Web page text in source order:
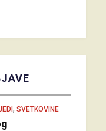
, SVETKOVINE